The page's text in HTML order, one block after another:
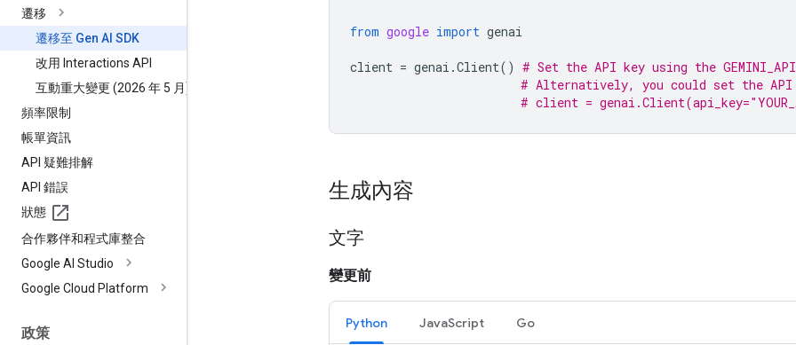
遷移
遷移至 Gen AI SDK
改用 Interactions API
互動重大變更 (2026 年 5 月)
頻率限制
帳單資訊
API 疑難排解
API 錯誤
狀態
合作夥伴和程式庫整合
Google AI Studio
Google Cloud Platform
政策
from google import genai
client = genai .Client() # Set the API key using the
# Alternatively, you could set the
# client =
生成內容
文字
變更前
Python JavaScript Go